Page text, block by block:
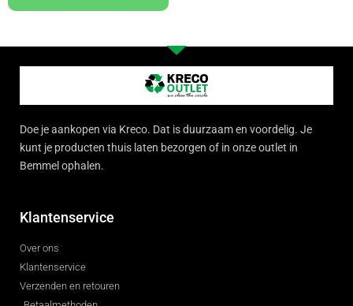
Doe je aankopen via Kreco. Dat is duurzaam en voordelig. Je
kunt je producten thuis laten bezorgen of in onze outlet in
Bemmel ophalen.
Klantenservice
Over ons
Klantenservice
Verzenden en retouren